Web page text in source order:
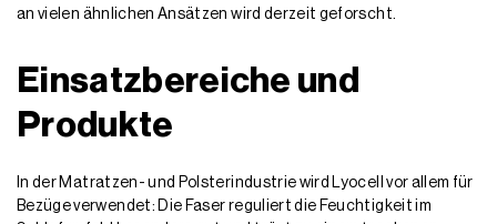
an vielen ähnlichen Ansätzen wird derzeit geforscht.
Einsatzbereiche und
Produkte
In der Matratzen- und Polsterindustrie wird Lyocell vor allem für
Bezüge verwendet: Die Faser reguliert die Feuchtigkeit im